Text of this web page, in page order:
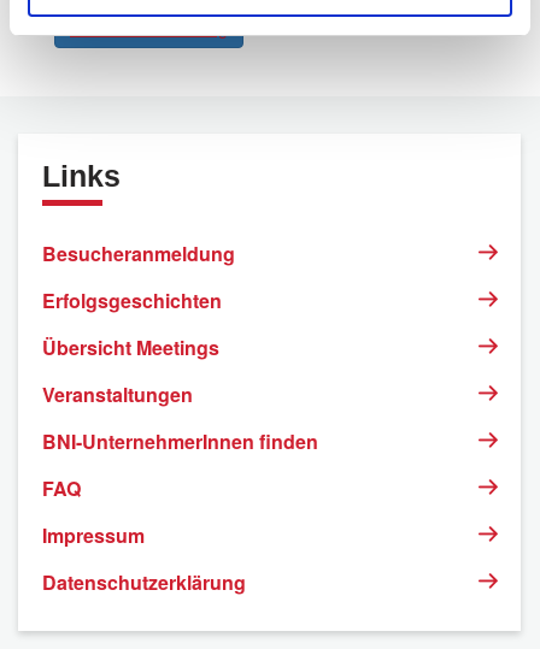
Links
Besucheranmeldung
Erfolgsgeschichten
Übersicht Meetings
Veranstaltungen
BNI-UnternehmerInnen finden
FAQ
Impressum
Datenschutzerklärung